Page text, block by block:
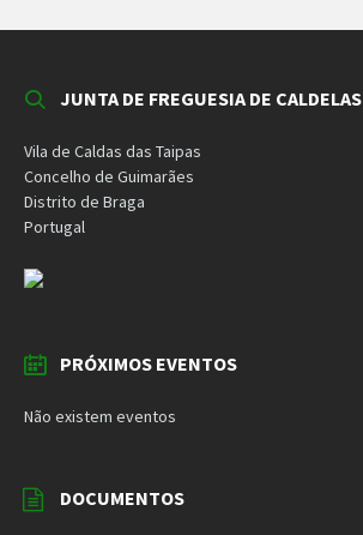
JUNTA DE FREGUESIA DE CALDELAS
Vila de Caldas das Taipas
Concelho de Guimarães
Distrito de Braga
Portugal
PRÓXIMOS EVENTOS
Não existem eventos
DOCUMENTOS